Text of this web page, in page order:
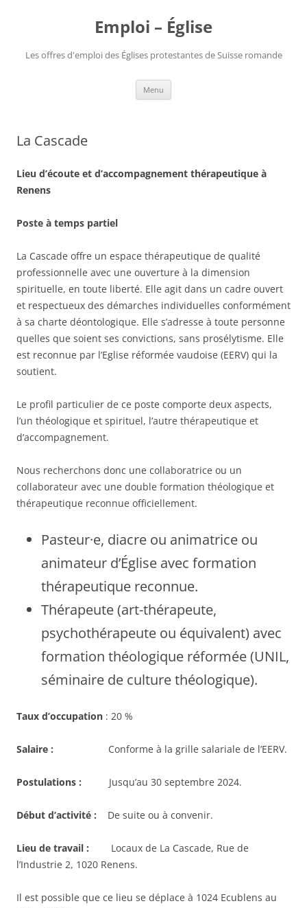
Emploi – Église
Les offres d'emploi des Églises protestantes de Suisse romande
Menu
La Cascade
Lieu d’écoute et d’accompagnement thérapeutique à
Renens
Poste à temps partiel
La Cascade offre un espace thérapeutique de qualité
professionnelle avec une ouverture à la dimension
spirituelle, en toute liberté. Elle agit dans un cadre ouvert
et respectueux des démarches individuelles conformément
à sa charte déontologique. Elle s’adresse à toute personne
quelles que soient ses convictions, sans prosélytisme. Elle
est reconnue par l’Eglise réformée vaudoise (EERV) qui la
soutient.
Le profil particulier de ce poste comporte deux aspects,
l’un théologique et spirituel, l’autre thérapeutique et
d’accompagnement.
Nous recherchons donc une collaboratrice ou un
collaborateur avec une double formation théologique et
thérapeutique reconnue officiellement.
Pasteur·e, diacre ou animatrice ou
animateur d’Église avec formation
thérapeutique reconnue.
Thérapeute (art-thérapeute,
psychothérapeute ou équivalent) avec
formation théologique réformée (UNIL,
séminaire de culture théologique).
Taux d’occupation : 20 %
Salaire : Conforme à la grille salariale de l’EERV.
Postulations : Jusqu’au 30 septembre 2024.
Début d’activité : De suite ou à convenir.
Lieu de travail : Locaux de La Cascade, Rue de
l’Industrie 2, 1020 Renens.
Il est possible que ce lieu se déplace à 1024 Ecublens au